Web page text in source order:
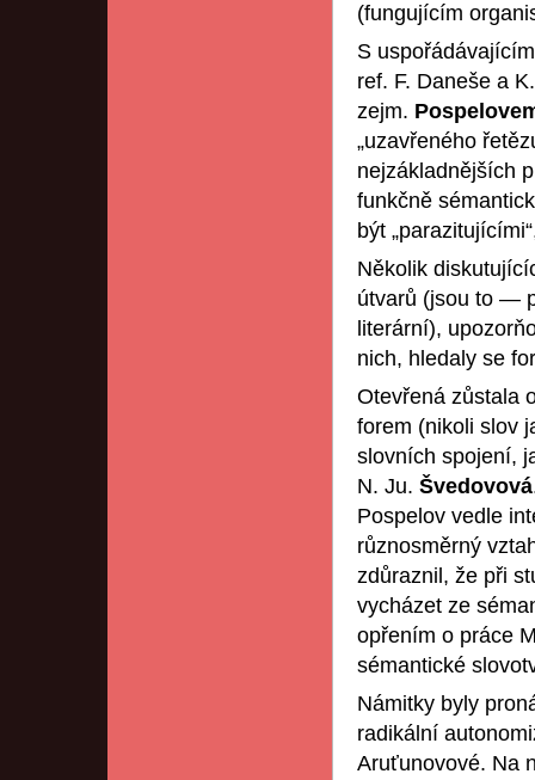
(fungujícím
S
ref. F. Daneše a
zejm.
„uzavřeného
nejzákladnějších
funkčně
být
Několik
útvarů (jsou to —
literární),
nich, hledaly se
Otevřená zůstala
forem (nikoli slov
slovních spojení,
N. Ju. Švedovová
Pospelov vedle
různosměrný
zdůraznil, že při
vycházet ze
opřením o práce
sémantické
Námitky byly
radikální
Aruťunovové. Na